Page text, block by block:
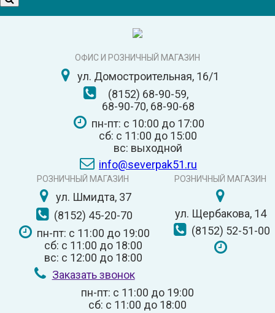
ОФИС И РОЗНИЧНЫЙ МАГАЗИН
ул. Домостроительная, 16/1
(8152) 68-90-59,
68-90-70, 68-90-68
пн-пт: с 10:00 до 17:00
сб: с 11:00 до 15:00
вс: выходной
info@severpak51.ru
РОЗНИЧНЫЙ МАГАЗИН
ул. Шмидта, 37
(8152) 45-20-70
пн-пт: с 11:00 до 19:00
сб: с 11:00 до 18:00
вс: с 12:00 до 18:00
Заказать звонок
РОЗНИЧНЫЙ МАГАЗИН
ул. Щербакова, 14
(8152) 52-51-00
пн-пт: с 11:00 до 19:00
сб: с 11:00 до 18:00